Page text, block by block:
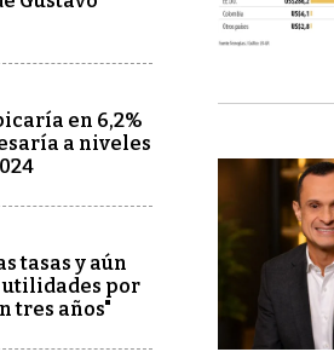
en 6,2%
a niveles
tasas y aún
utilidades por
tres años"